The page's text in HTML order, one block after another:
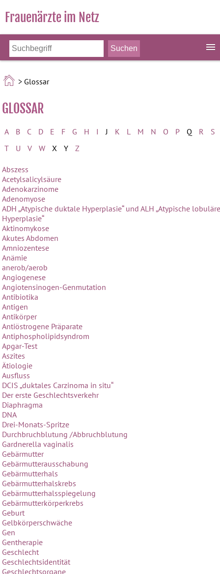
Frauenärzte im Netz
> Glossar
GLOSSAR
A B C D E F G H I J K L M N O P Q R
S
T
U V W X Y Z
Abszess
Acetylsalicylsäure
Adenokarzinome
Adenomyose
ADH „Atypische duktale Hyperplasie“ und ALH „Atypische
Hyperplasie“
Aktinomykose
Akutes Abdomen
Amniozentese
Anämie
anerob/aerob
Angiogenese
Angiotensinogen-Genmutation
Antibiotika
Antigen
Antikörper
Antiöstrogene Präparate
Antiphospholipidsyndrom
Apgar-Test
Aszites
Ätiologie
Ausfluss
DCIS „duktales Carzinoma in situ“
Der erste Geschlechtsverkehr
Diaphragma
DNA
Drei-Monats-Spritze
Durchbruchblutung /Abbruchblutung
Gardnerella vaginalis
Gebärmutter
Gebärmutterausschabung
Gebärmutterhals
Gebärmutterhalskrebs
Gebärmutterhalsspiegelung
Gebärmutterkörperkrebs
Geburt
Gelbkörperschwäche
Gen
Gentherapie
Geschlecht
Geschlechtsidentität
Geschlechtsorgane